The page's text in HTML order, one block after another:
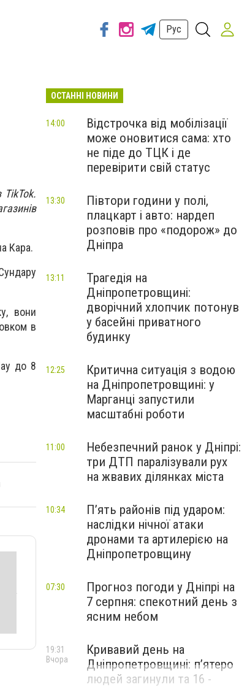
Рус
TikTok.
Кара.
вони
в
до 8
ОСТАННІ НОВИНИ
Відстрочка від мобілізації
може оновитися сама: хто
не піде до ТЦК і де
перевірити свій статус
14:00
Півтори години у полі,
плацкарт і авто: нардеп
розповів про «подорож» до
Дніпра
13:30
Трагедія на
Дніпропетровщині:
дворічний хлопчик потонув
у басейні приватного
будинку
13:11
Критична ситуація з водою
на Дніпропетровщині: у
Марганці запустили
масштабні роботи
12:25
Небезпечний ранок у Дніпрі:
три ДТП паралізували рух
на жвавих ділянках міста
11:00
П’ять районів під ударом:
наслідки нічної атаки
дронами та артилерією на
Дніпропетровщину
10:34
Прогноз погоди у Дніпрі на
7 серпня: спекотний день з
ясним небом
07:30
Кривавий день на
Дніпропетровщині: п’ятеро
людей загинули та 16 -
19:31
Вчора